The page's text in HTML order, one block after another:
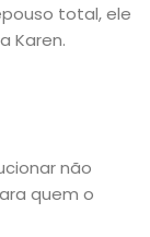
total, ele
Karen.
não
quem o